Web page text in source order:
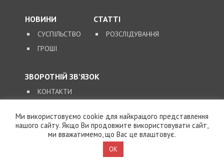
НОВИНИ
СУСПІЛЬСТВО
ГРОШІ
СТАТТІ
РОЗСЛІДУВАННЯ
ЗВОРОТНІЙ ЗВ’ЯЗОК
КОНТАКТИ
SUPPORT@49000.COM.UA
© 2026, ВСІ ПРАВА ЗАХИЩЕНІ
Ми використовуємо cookie для найкращого представлення
нашого сайту. Якщо Ви продовжите використовувати сайт,
ми вважатимемо, що Вас це влаштовує.
OK